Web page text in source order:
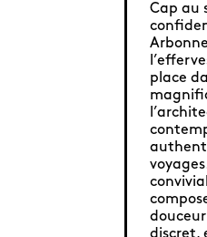
Cap au
place
discret,